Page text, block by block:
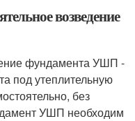
возведение
фундамента УШП -
под утеплительную
без
УШП необходим